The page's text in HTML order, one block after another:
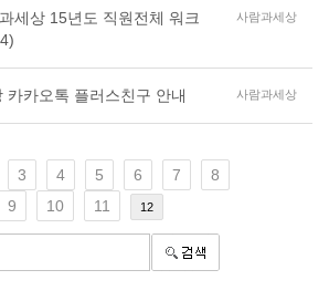
세상 15년도 직원전체 워크
사람과세상
카카오톡 플러스친구 안내 사람과세상
3 4 5 6 7
8
9
10 11 12